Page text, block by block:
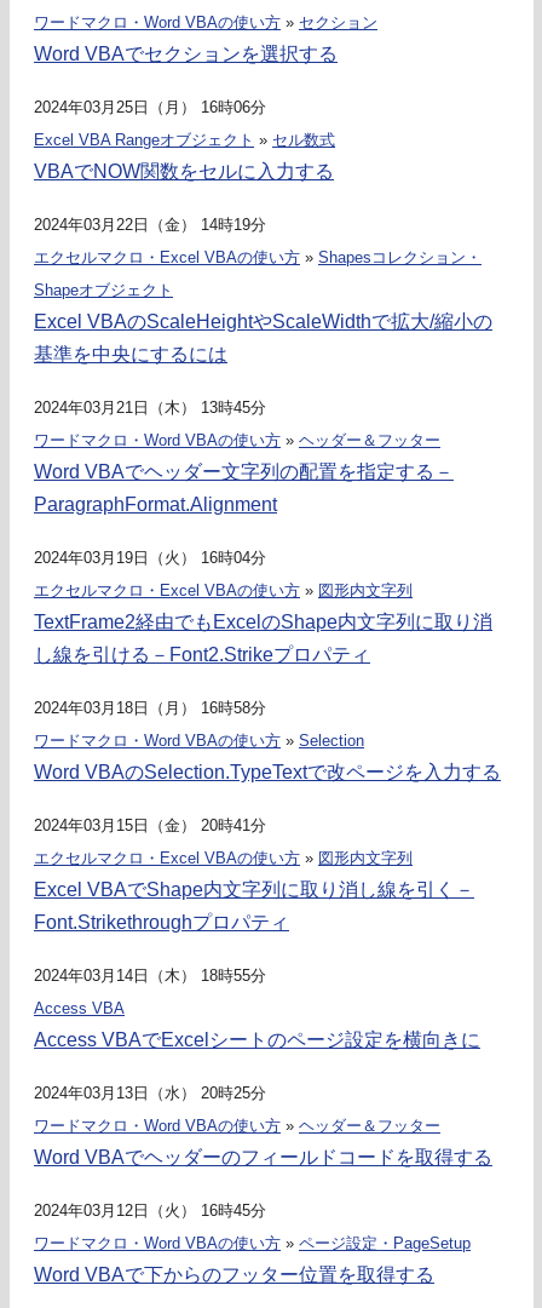
ワードマクロ・Word VBAの使い方 » セクション
Word VBAでセクションを選択する
2024年03月25日（月） 16時06分
Excel VBA Rangeオブジェクト » セル数式
VBAでNOW関数をセルに入力する
2024年03月22日（金） 14時19分
エクセルマクロ・Excel VBAの使い方 » Shapesコレクション・
Shapeオブジェクト
Excel VBAのScaleHeightやScaleWidthで拡大/縮小の
基準を中央にするには
2024年03月21日（木） 13時45分
ワードマクロ・Word VBAの使い方 » ヘッダー＆フッター
Word VBAでヘッダー文字列の配置を指定する－
ParagraphFormat.Alignment
2024年03月19日（火） 16時04分
エクセルマクロ・Excel VBAの使い方 » 図形内文字列
TextFrame2経由でもExcelのShape内文字列に取り消
し線を引ける－Font2.Strikeプロパティ
2024年03月18日（月） 16時58分
ワードマクロ・Word VBAの使い方 » Selection
Word VBAのSelection.TypeTextで改ページを入力する
2024年03月15日（金） 20時41分
エクセルマクロ・Excel VBAの使い方 » 図形内文字列
Excel VBAでShape内文字列に取り消し線を引く－
Font.Strikethroughプロパティ
2024年03月14日（木） 18時55分
Access VBA
Access VBAでExcelシートのページ設定を横向きに
2024年03月13日（水） 20時25分
ワードマクロ・Word VBAの使い方 » ヘッダー＆フッター
Word VBAでヘッダーのフィールドコードを取得する
2024年03月12日（火） 16時45分
ワードマクロ・Word VBAの使い方 » ページ設定・PageSetup
Word VBAで下からのフッター位置を取得する